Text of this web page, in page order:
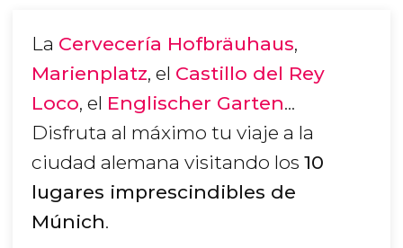
La Cervecería Hofbräuhaus,
Marienplatz, el Castillo del Rey
Loco, el Englischer Garten...
Disfruta al máximo tu viaje a la
ciudad alemana visitando los 10
lugares imprescindibles de
Múnich.